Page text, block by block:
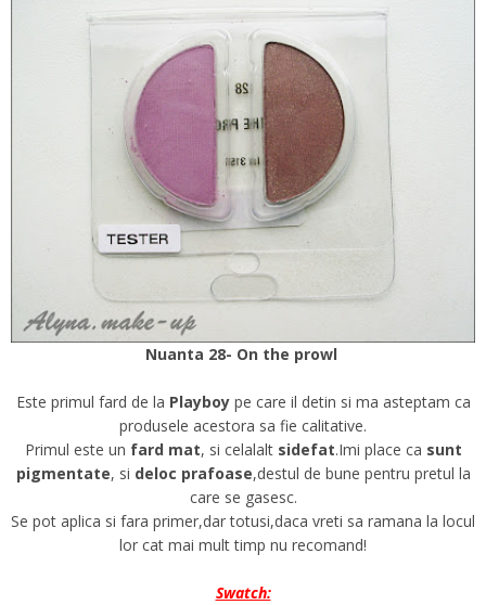
Nuanta 28- On the prowl
Este primul fard de la Playboype care il detin si ma asteptam ca
produsele acestora sa fie calitative.
Primul este un fard mat, si celalalt sidefat.Imi place ca sunt
pigmentate, si deloc prafoase,destul de bune pentru pretul la
care se gasesc.
Se pot aplica si fara primer,dar totusi,daca vreti sa ramana la locul
lor cat mai mult timp nu recomand!
Swatch: